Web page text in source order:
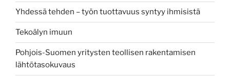
Yhdessä tehden – työn tuottavuus syntyy ihmisistä
Tekoälyn imuun
Pohjois-Suomen yritysten teollisen rakentamisen
lähtötasokuvaus